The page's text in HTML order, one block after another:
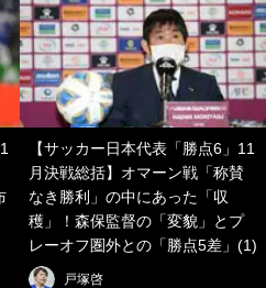
【サッカー日本代表「勝点6」11
月決戦総括】オマーン戦「称賛
なき勝利」の中にあった「収
穫」！森保監督の「変貌」とプ
レーオフ圏外との「勝点5差」(1)
戸塚啓